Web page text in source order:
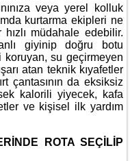
veya yerel kolluk
kurtarma ekipleri ne
müdahale edebilir.
giyinip doğru botu
su geçirmeyen
atan teknik kıyafetler
çantasının da eksiksiz
kalorili yiyecek, kafa
ve kişisel ilk yardım
ROTA SEÇİLİP